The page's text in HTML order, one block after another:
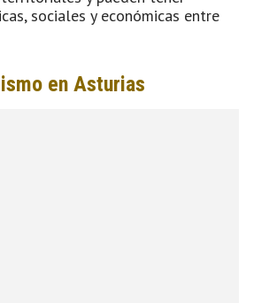
sociales y económicas entre